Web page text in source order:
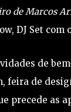
de Marcos
DJ Set
de
feira de
precede as